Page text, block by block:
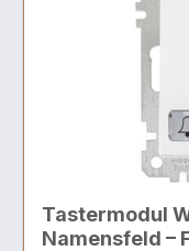
Tastermodul
Namensfeld –